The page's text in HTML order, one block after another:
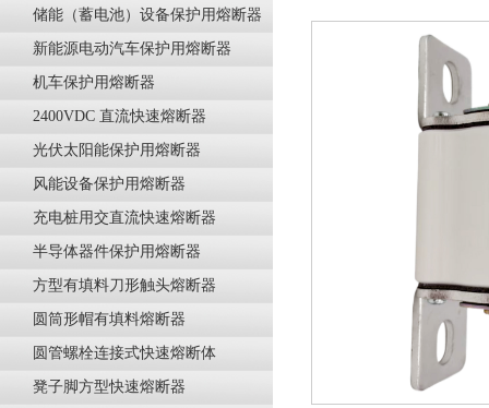
储能（蓄电池）设备保护用熔断器
新能源电动汽车保护用熔断器
机车保护用熔断器
2400VDC 直流快速熔断器
光伏太阳能保护用熔断器
风能设备保护用熔断器
充电桩用交直流快速熔断器
半导体器件保护用熔断器
方型有填料刀形触头熔断器
圆筒形帽有填料熔断器
圆管螺栓连接式快速熔断体
凳子脚方型快速熔断器